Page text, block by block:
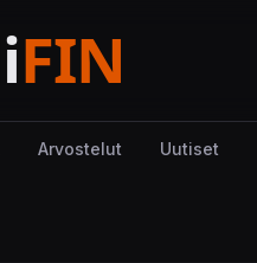
Arvostelut Uutiset